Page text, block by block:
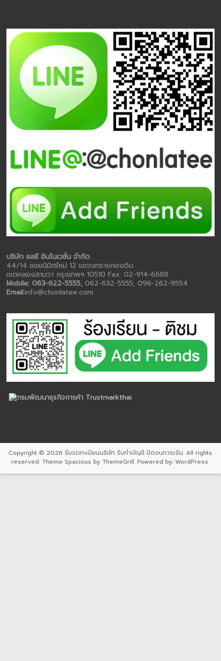
บริษัท ชลธี อินโนเวชั่น จำกัด
44/14 ซอยนิมิตใหม่ 12 แขวงทรายกองดิน
เขตคลองสามวา กรุงเทพฯ 10510 Fax: 02-914-6688
Mobile: 083-622-5555,062-632-5555, 096-262-9554
Email:info@chonlatee.com
Copyright © 2026 รับจดทะเบียนบริษัท รับทำบัญชี ปิดงบการเงิน. All rights
reserved. ThemeSpacious by ThemeGrill. Powered by:WordPress.